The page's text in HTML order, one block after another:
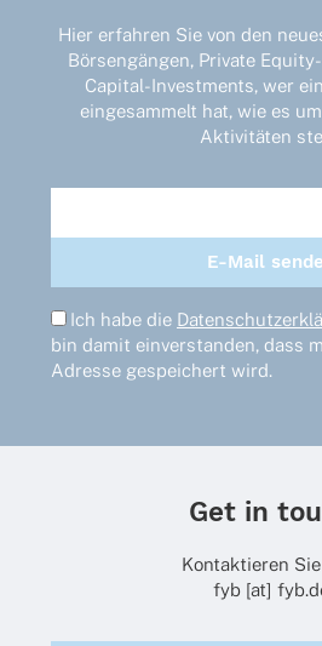
Hier erfahren Sie von den
Börsengängen, Private
Capital-Investments, wer
eingesammelt hat, wie es
Aktivitäten
Ich habe die
bin damit einverstanden, dass
Adresse gespeichert wird.
Get in
Kontaktieren
fyb [at]